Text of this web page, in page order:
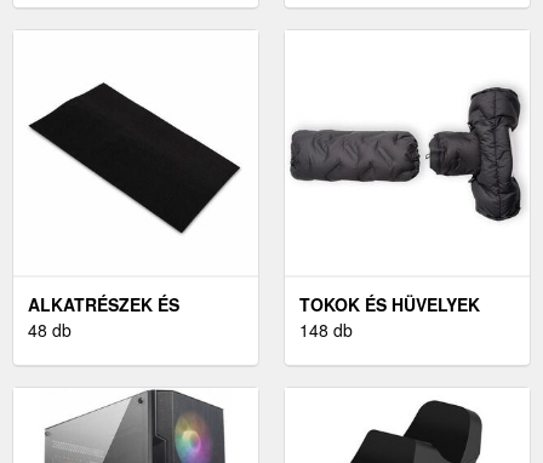
ALKATRÉSZEK ÉS
TARTOZÉKOK
48 db
TOKOK ÉS HÜVELYEK
148 db